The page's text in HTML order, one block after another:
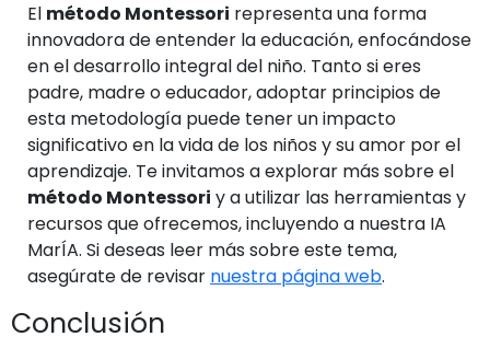
El método Montessori representa una forma
innovadora de entender la educación, enfocándose
en el desarrollo integral del niño. Tanto si eres
padre, madre o educador, adoptar principios de
esta metodología puede tener un impacto
significativo en la vida de los niños y su amor por el
aprendizaje. Te invitamos a explorar más sobre el
método Montessori y a utilizar las herramientas y
recursos que ofrecemos, incluyendo a nuestra IA
MarÍA. Si deseas leer más sobre este tema,
asegúrate de revisar nuestra página web.
Conclusión